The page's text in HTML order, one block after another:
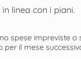
linea con i piani.
spese impreviste
il mese